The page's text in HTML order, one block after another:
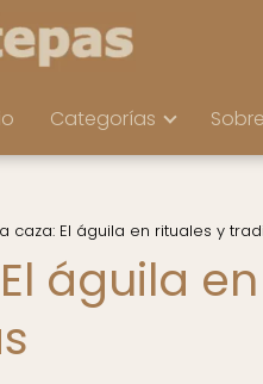
Categorías
caza: El águila en rituales y
águila